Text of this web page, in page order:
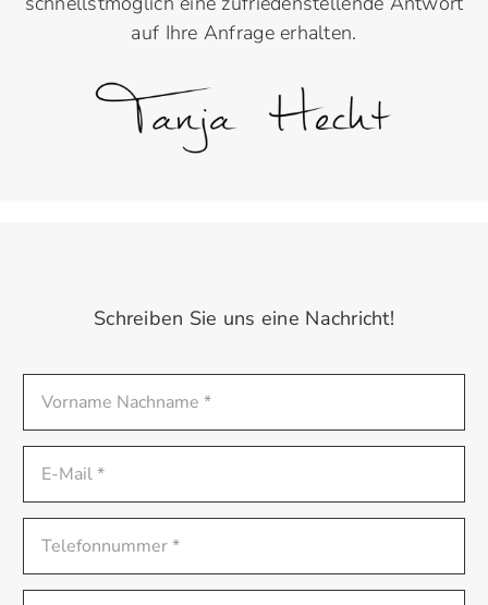
auf Ihre Anfrage erhalten.
Schreiben Sie uns eine Nachricht!